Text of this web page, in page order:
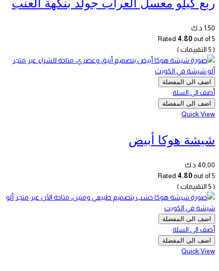
1,50 د.ك
Rated 4.80out of 5
( 5 التقييمات )
اضف الى المفضلة
أضف الى السلة
اضف الى المفضلة
Quick View
شيشة هوكا أبيض
40,00 د.ك
Rated 4.80out of 5
( 5 التقييمات )
اضف الى المفضلة
أضف الى السلة
اضف الى المفضلة
Quick View